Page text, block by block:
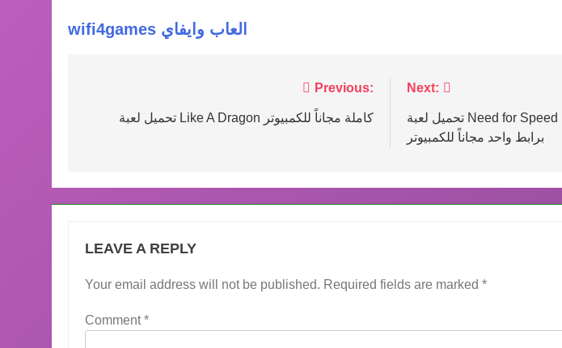
wifi4games العاب وايفاي
navigation
Previous:
تحميل لعبة Like A Dragon كاملة مجاناً للكمبيوتر
Next:
تحميل لعبة Need for Speed Underground كاملة
برابط واحد مجاناً للكمبيوتر
LEAVE A REPLY
Your email address will not be published. Required fields are marked *
Comment*